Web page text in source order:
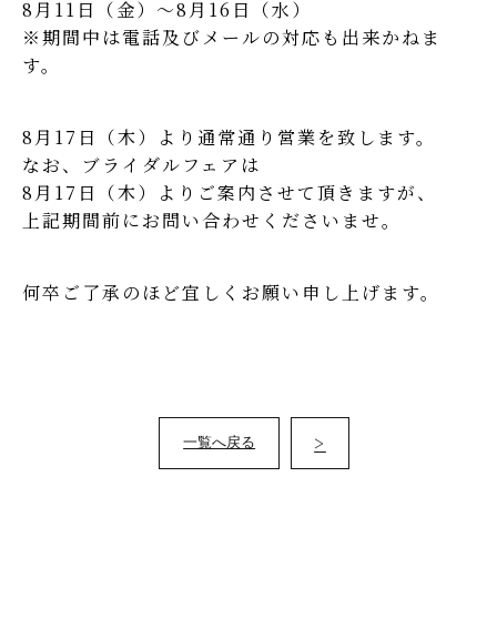
8月11日（金）～8月16日（水）
※期間中は電話及びメールの対応も出来かねま
す。
8月17日（木）より通常通り営業を致します。
なお、ブライダルフェアは
8月17日（木）よりご案内させて頂きますが、
上記期間前にお問い合わせくださいませ。
何卒ご了承のほど宜しくお願い申し上げます。
一覧へ戻る >